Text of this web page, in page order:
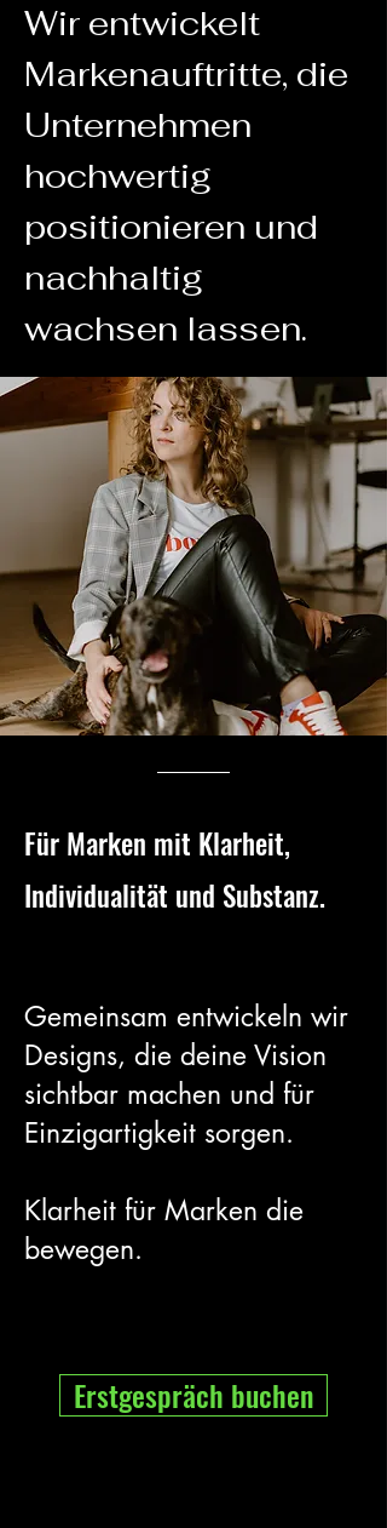
Wir entwickelt
Markenauftritte, die
Unternehmen
hochwertig
positionieren und
nachhaltig
wachsen lassen.
Für Marken mit Klarheit,
Individualität und Substanz.
Gemeinsam entwickeln wir
Designs, die deine Vision
sichtbar machen und für
Einzigartigkeit sorgen.
Klarheit für Marken die
bewegen.
Erstgespräch buchen